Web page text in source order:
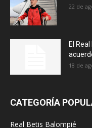
22 de
El
18 de
CATEGORÍA
Real Betis Balompié